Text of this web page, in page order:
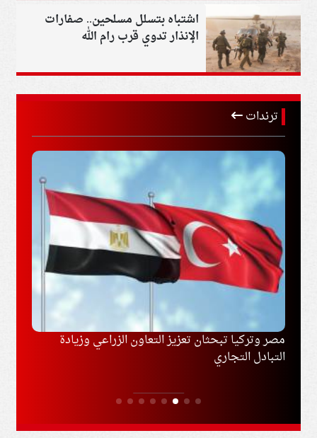
اشتباه بتسلل مسلحين.. صفارات
الإنذار تدوي قرب رام الله
ترندات
مصر وتركيا تبحثان تعزيز التعاون الزراعي وزيادة
التبادل التجاري